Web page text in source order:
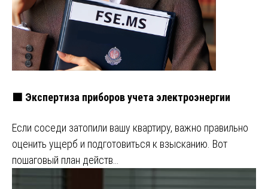
🟩 Экспертиза приборов учета электроэнергии
Если соседи затопили вашу квартиру, важно правильно
оценить ущерб и подготовиться к взысканию. Вот
пошаговый план действ…